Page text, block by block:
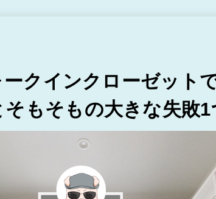
クインクローゼット
もそもの大きな失敗1